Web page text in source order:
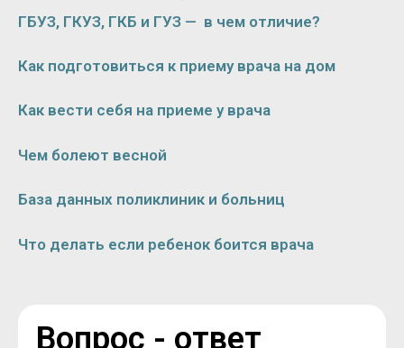
ГБУЗ, ГКУЗ, ГКБ и ГУЗ — в чем отличие?
Как подготовиться к приему врача на дом
Как вести себя на приеме у врача
Чем болеют весной
База данных поликлиник и больниц
Что делать если ребенок боится врача
Вопрос - ответ